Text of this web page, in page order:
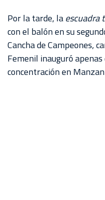
Por la tarde, laescuadra
con el balón en su
Cancha de Campeones,
Femenil inauguró
concentración en